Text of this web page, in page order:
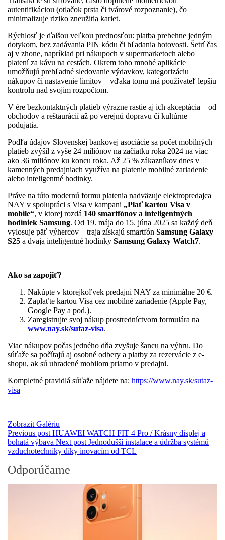
autentifikáciou (otlačok prsta či tvárové rozpoznanie), čo
minimalizuje riziko zneužitia kariet.
Rýchlosť je ďalšou veľkou prednosťou: platba prebehne jedným
dotykom, bez zadávania PIN kódu či hľadania hotovosti. Šetrí čas
aj v zhone, napríklad pri nákupoch v supermarketoch alebo
platení za kávu na cestách. Okrem toho mnohé aplikácie
umožňujú prehľadné sledovanie výdavkov, kategorizáciu
nákupov či nastavenie limitov – vďaka tomu má používateľ lepšiu
kontrolu nad svojim rozpočtom.
V ére bezkontaktných platieb výrazne rastie aj ich akceptácia – od
obchodov a reštaurácií až po verejnú dopravu či kultúrne
podujatia.
Podľa údajov Slovenskej bankovej asociácie sa počet mobilných
platieb zvýšil z vyše 24 miliónov na začiatku roka 2024 na viac
ako 36 miliónov ku koncu roka. Až 25 % zákazníkov dnes v
kamenných predajniach využíva na platenie mobilné zariadenie
alebo inteligentné hodinky.
Práve na túto modernú formu platenia nadväzuje elektropredajca
NAY v spolupráci s Visa v kampani „Plať kartou Visa v
mobile“, v ktorej rozdá 140 smartfónov a inteligentných
hodiniek Samsung. Od 19. mája do 15. júna 2025 sa každý deň
vylosuje päť výhercov – traja získajú smartfón Samsung Galaxy
S25 a dvaja inteligentné hodinky Samsung Galaxy Watch7.
Ako sa zapojiť?
Nakúpte v ktorejkoľvek predajni NAY za minimálne 20 €.
Zaplaťte kartou Visa cez mobilné zariadenie (Apple Pay,
Google Pay a pod.).
Zaregistrujte svoj nákup prostredníctvom formulára na
www.nay.sk/sutaz-visa.
Viac nákupov počas jedného dňa zvyšuje šancu na výhru. Do
súťaže sa počítajú aj osobné odbery a platby za rezervácie z e-
shopu, ak sú uhradené mobilom priamo v predajni.
Kompletné pravidlá súťaže nájdete na: https://www.nay.sk/sutaz-
visa
Zobrazit Galériu
Previous postHUAWEI WATCH FIT 4 Pro / Krásny displej a
bohatá výbava Next postJednodušší instalace a údržba systémů
vzduchotechniky díky inovacím od TCL
Odporúčame